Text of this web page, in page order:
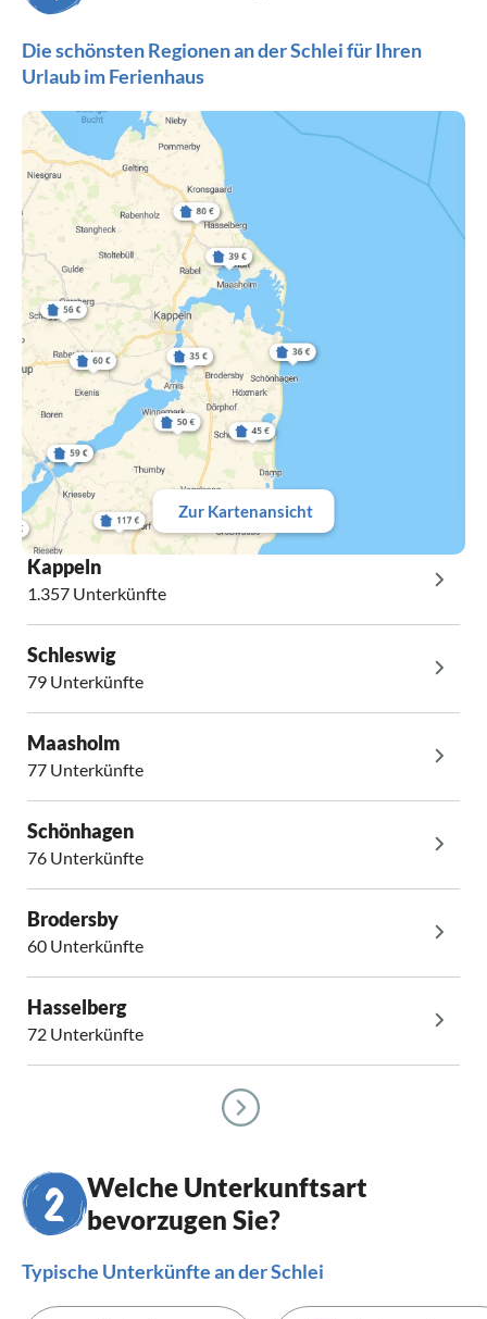
Die schönsten Regionen an der Schlei für Ihren
Urlaub im Ferienhaus
Zur Kartenansicht
Kappeln
1.357 Unterkünfte
Schleswig
79 Unterkünfte
Maasholm
77 Unterkünfte
Schönhagen
76 Unterkünfte
Brodersby
60 Unterkünfte
Hasselberg
72 Unterkünfte
Welche Unterkunftsart
bevorzugen Sie?
Typische Unterkünfte an der Schlei